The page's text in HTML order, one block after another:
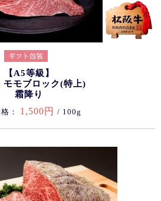
【A5等級】
モモブロック(特上)
霜降り
： 1,500円 / 100g